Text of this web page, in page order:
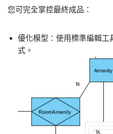
您可完全掌控最終成品：
優化模型：使用標準編輯工
式。